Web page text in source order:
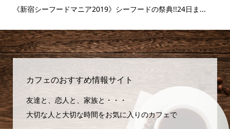
《新宿シーフードマニア2019》シーフードの祭典!!24日ま...
カフェのおすすめ情報サイト
友達と、恋人と、家族と・・・
大切な人と大切な時間をお気に入りのカフェで